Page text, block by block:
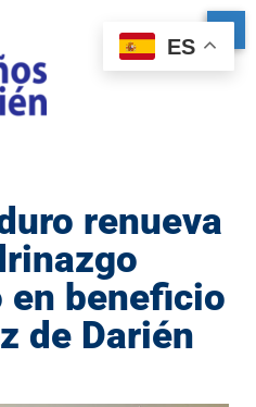
renueva
en beneficio
de Darién
ES